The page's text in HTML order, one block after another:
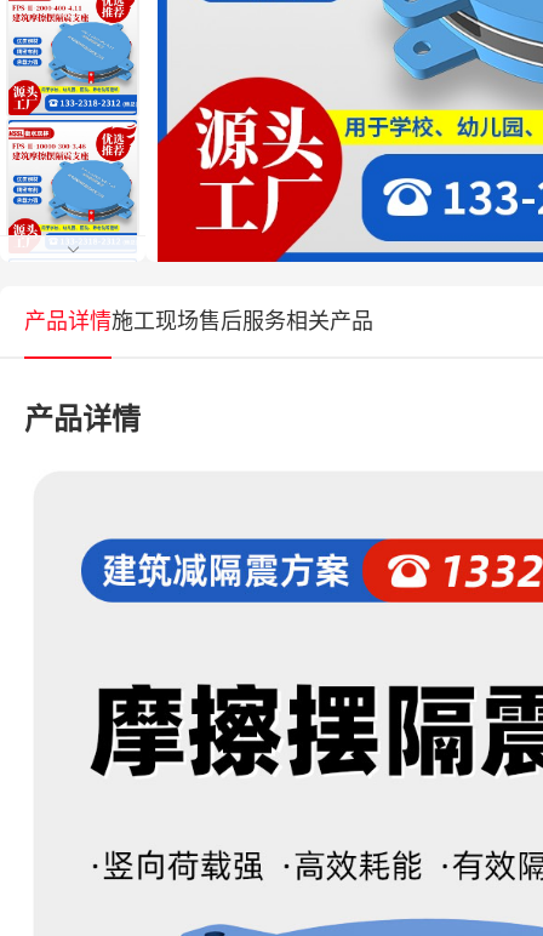
产品详情施工现场售后服务相关产品
产品详情